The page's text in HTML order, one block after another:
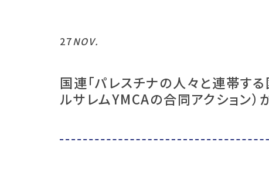
27NOV.
国連「パレスチナの人々と連帯す
ルサレムYMCAの合同アクション）